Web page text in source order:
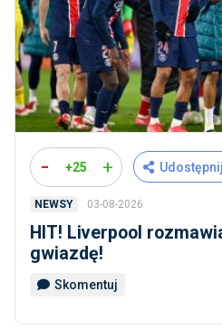
- +25 + Udostępnij
NEWSY 03-08-2026
HIT! Liverpool
gwiazdę!
Skomentuj